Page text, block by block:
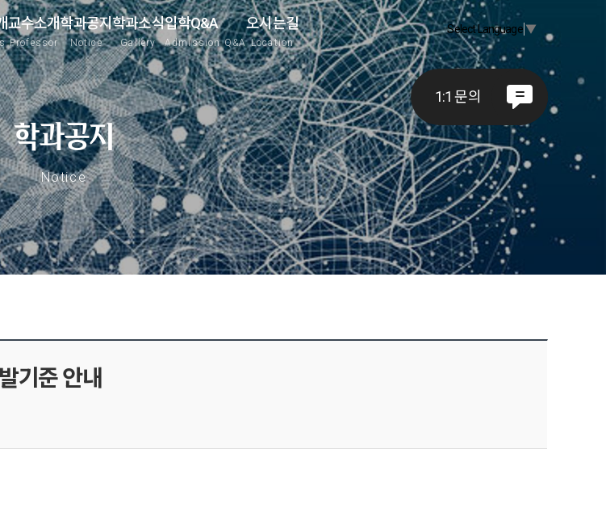
교수소개
Professor
학과공지
Notice
학과소식
Gallery
입학Q&A
Admission Q&A
오시는길
Location
Select Language▼
1:1 문의
학과공지
Notice
기준 안내